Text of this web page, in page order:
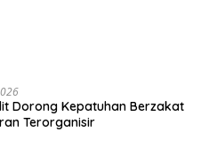
Dorong Kepatuhan Berzakat
Terorganisir